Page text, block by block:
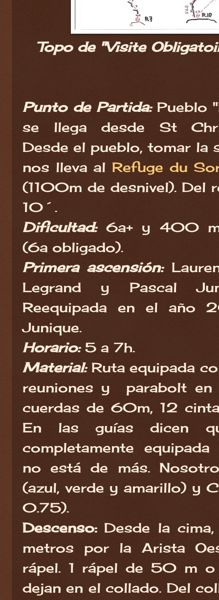
Topo de "Visite
Punto de Partida:Pueblo
se llega desde St
Desde el pueblo, tomar la
nos lleva al Refuge du
(1100m de desnivel). Del
10´.
Dificultad:6a+ y 400
(6a obligado).
Primera ascensión:
Legrand y Pascal
Reequipada en el año
Junique.
Horario:5 a 7h.
Material:Ruta equipada
reuniones y parabolt en
cuerdas de 60m, 12
En las guías dicen
completamente
no está de más.
(azul, verde y amarillo) y
0.75).
Descenso:Desde la
metros por la Arista
rápel. 1 rápel de 50 m
dejan en el collado. Del